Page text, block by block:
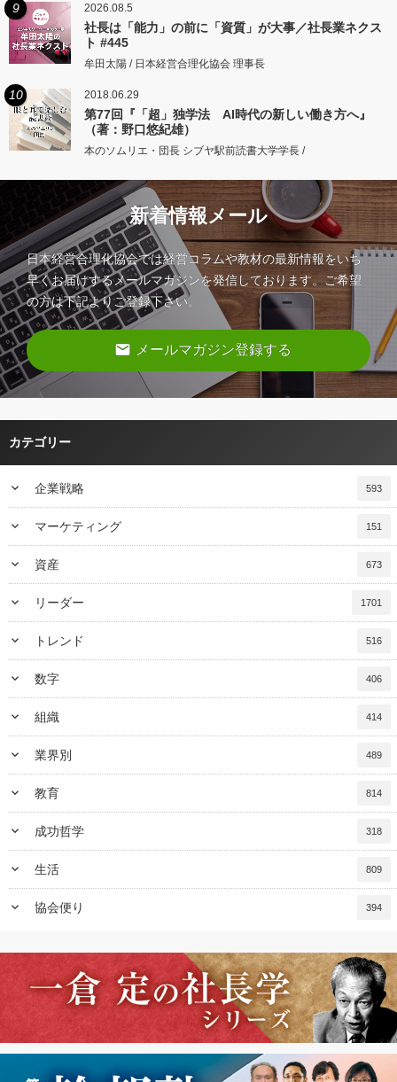
9 2026.08.5
社長は「能力」の前に「資質」が大事／社長業ネクス
ト #445
牟田太陽 / 日本経営合理化協会 理事長
10 2018.06.29
第77回『「超」独学法 AI時代の新しい働き方へ』
（著：野口悠紀雄）
本のソムリエ・団長 シブヤ駅前読書大学学長 /
新着情報メール
日本経営合理化協会では経営コラムや教材の最新情報をいち
早くお届けするメールマガジンを発信しております。ご希望
の方は下記よりご登録下さい。
email メールマガジン登録する
カテゴリー
keyboard_arrow_down 企業戦略 593
keyboard_arrow_down マーケティング 151
keyboard_arrow_down 資産 673
keyboard_arrow_down リーダー 1701
keyboard_arrow_down トレンド 516
keyboard_arrow_down 数字 406
keyboard_arrow_down 組織 414
keyboard_arrow_down 業界別 489
keyboard_arrow_down 教育 814
keyboard_arrow_down 成功哲学 318
keyboard_arrow_down 生活 809
keyboard_arrow_down 協会便り 394